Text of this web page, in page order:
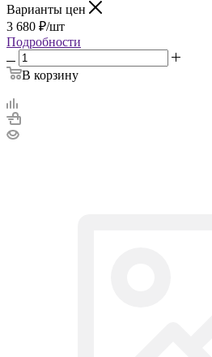
Варианты цен
3 680 ₽/шт
Подробности
В корзину